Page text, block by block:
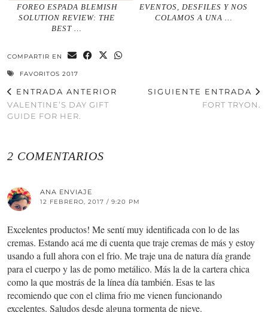
FOREO ESPADA BLEMISH
SOLUTION REVIEW: THE
BEST …
EVENTOS, DESFILES Y NOS
COLAMOS A UNA …
COMPARTIR EN
FAVORITOS 2017
ENTRADA ANTERIOR
VALENTINE’S DAY GIFT
GUIDE FOR HER.
SIGUIENTE ENTRADA
FORT TRYON.
2 COMENTARIOS
ANA ENVIAJE
12 FEBRERO, 2017 / 9:20 PM
Excelentes productos! Me sentí muy identificada con lo de las
cremas. Estando acá me di cuenta que traje cremas de más y estoy
usando a full ahora con el frio. Me traje una de natura día grande
para el cuerpo y las de pomo metálico. Más la de la cartera chica
como la que mostrás de la línea día también. Esas te las
recomiendo que con el clima frio me vienen funcionando
excelentes. Saludos desde alguna tormenta de nieve.